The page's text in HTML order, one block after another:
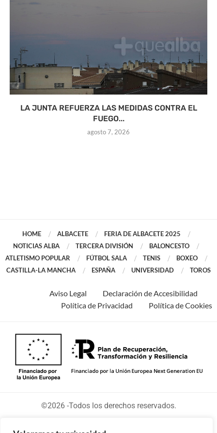
LA JUNTA REFUERZA LAS MEDIDAS CONTRA EL
FUEGO...
agosto 7, 2026
HOME ALBACETE
FERIA DE ALBACETE 2025
NOTICIAS ALBA
TERCERA DIVISIÓN
BALONCESTO
ATLETISMO POPULAR
FÚTBOL SALA TENIS
BOXEO
CASTILLA-LA MANCHA
ESPAÑA UNIVERSIDAD TOROS
Aviso Legal
Declaración de Accesibilidad
Política de Privacidad
Política de Cookies
©2026 -Todos los derechos reservados.